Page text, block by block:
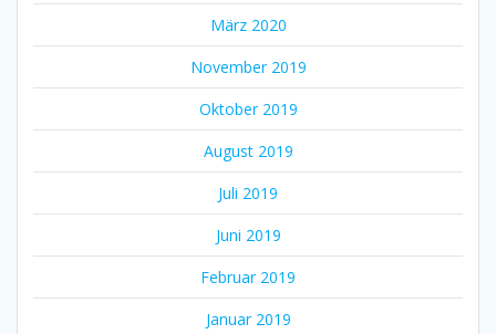
März 2020
November 2019
Oktober 2019
August 2019
Juli 2019
Juni 2019
Februar 2019
Januar 2019